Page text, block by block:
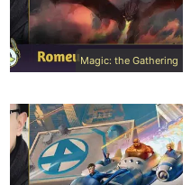
Magic: the Gathering